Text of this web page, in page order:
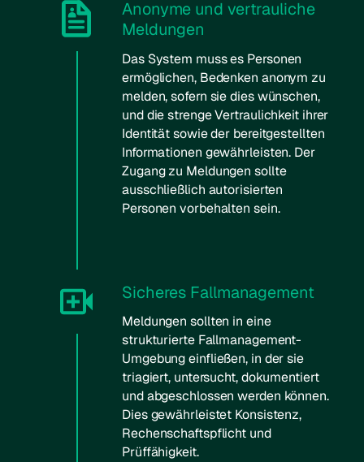
Anonyme und vertrauliche
Meldungen
Das System muss es Personen
ermöglichen, Bedenken anonym zu
melden, sofern sie dies wünschen,
und die strenge Vertraulichkeit ihrer
Identität sowie der bereitgestellten
Informationen gewährleisten. Der
Zugang zu Meldungen sollte
ausschließlich autorisierten
Personen vorbehalten sein.
Sicheres Fallmanagement
Meldungen sollten in eine
strukturierte Fallmanagement-
Umgebung einfließen, in der sie
triagiert, untersucht, dokumentiert
und abgeschlossen werden können.
Dies gewährleistet Konsistenz,
Rechenschaftspflicht und
Prüffähigkeit.